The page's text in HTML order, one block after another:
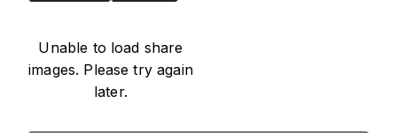
Unable to load share
images. Please try again
later.